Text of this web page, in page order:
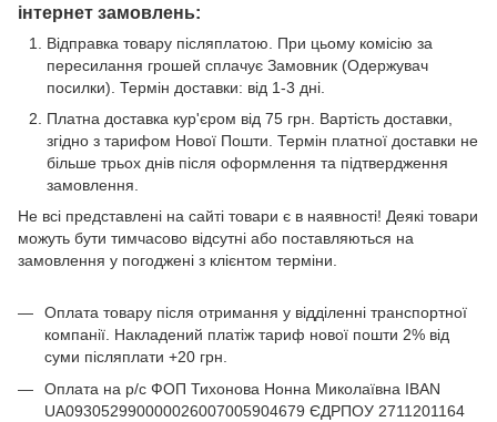
інтернет замовлень:
Відправка товару післяплатою. При цьому комісію за
пересилання грошей сплачує Замовник (Одержувач
посилки). Термін доставки: від 1-3 дні.
Платна доставка кур'єром від 75 грн. Вартість доставки,
згідно з тарифом Нової Пошти. Термін платної доставки не
більше трьох днів після оформлення та підтвердження
замовлення.
Не всі представлені на сайті товари є в наявності! Деякі товари
можуть бути тимчасово відсутні або поставляються на
замовлення у погоджені з клієнтом терміни.
Оплата товару після отримання у відділенні транспортної
компанії. Накладений платіж тариф нової пошти 2% від
суми післяплати +20 грн.
Оплата на р/с ФОП Тихонова Нонна Миколаївна IBAN
UA093052990000026007005904679 ЄДРПОУ 2711201164